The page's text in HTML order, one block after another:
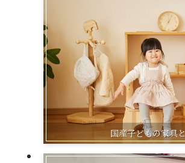
国産子どもの家具